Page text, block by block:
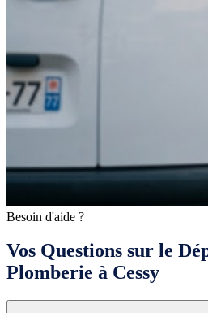
Besoin d'aide ?
Vos Questions sur le
Plomberie à Cessy